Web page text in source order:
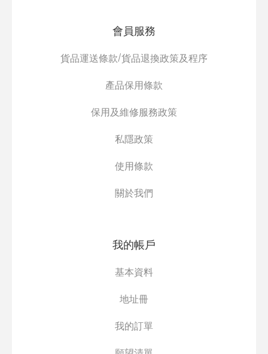
會員服務
貨品運送條款/貨品退換政策及程序
產品保用條款
保用及維修服務政策
私隱政策
使用條款
關於我們
我的帳戶
基本資料
地址冊
我的訂單